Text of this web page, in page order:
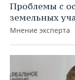
Проблемы с
земельных
Мнение эксперта